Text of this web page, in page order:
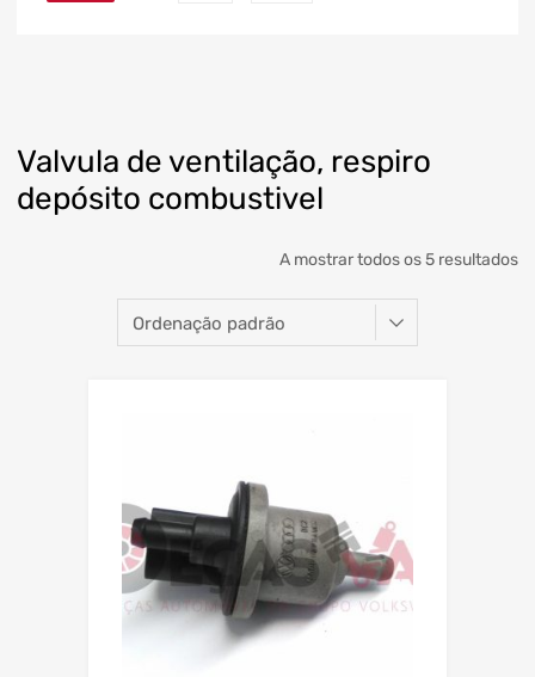
Valvula de ventilação, respiro
depósito combustivel
A mostrar todos os 5 resultados